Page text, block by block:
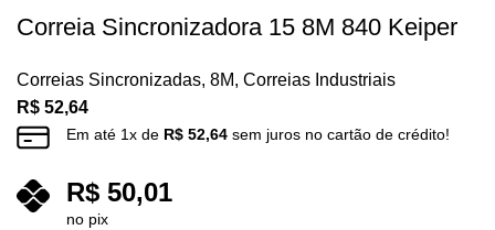
Correia Sincronizadora 15 8M 840 Keiper
Correias Sincronizadas, 8M, Correias Industriais
R$ 52,64
Em até 1x de R$ 52,64 sem juros no cartão de crédito!
R$ 50,01
no pix